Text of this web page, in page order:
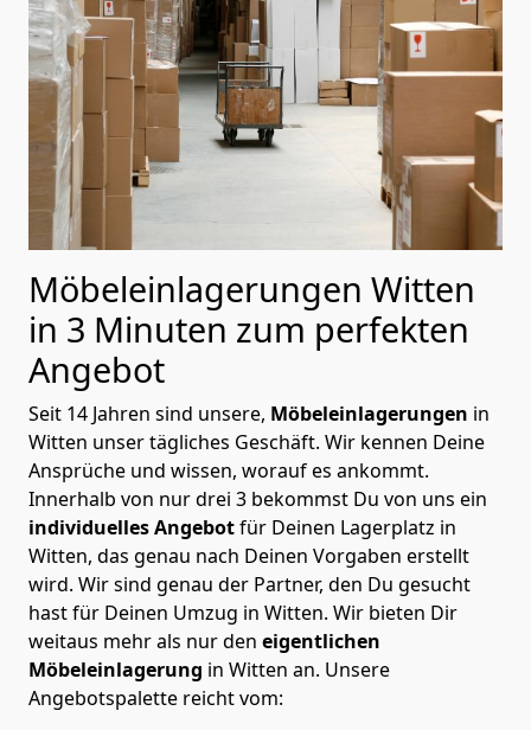
Möbeleinlagerungen Witten
in 3 Minuten zum perfekten
Angebot
Seit 14 Jahren sind unsere, Möbeleinlagerungen in
Witten unser tägliches Geschäft. Wir kennen Deine
Ansprüche und wissen, worauf es ankommt.
Innerhalb von nur drei 3 bekommst Du von uns ein
individuelles Angebotfür Deinen Lagerplatz in
Witten, das genau nach Deinen Vorgaben erstellt
wird. Wir sind genau der Partner, den Du gesucht
hast für Deinen Umzug in Witten. Wir bieten Dir
weitaus mehr als nur den eigentlichen
Möbeleinlagerung in Witten an. Unsere
Angebotspalette reicht vom: